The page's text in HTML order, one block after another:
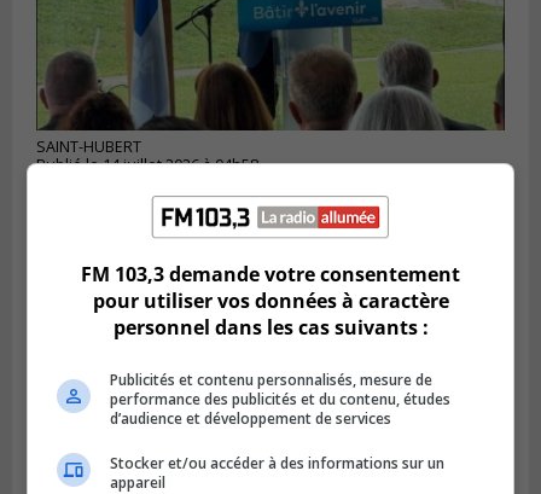
SAINT-HUBERT
Publié le 14 juillet 2026 à 04h58
forte croissance
FM 103,3 demande votre consentement
pour utiliser vos données à caractère
personnel dans les cas suivants :
Publicités et contenu personnalisés, mesure de
performance des publicités et du contenu, études
d’audience et développement de services
Stocker et/ou accéder à des informations sur un
appareil